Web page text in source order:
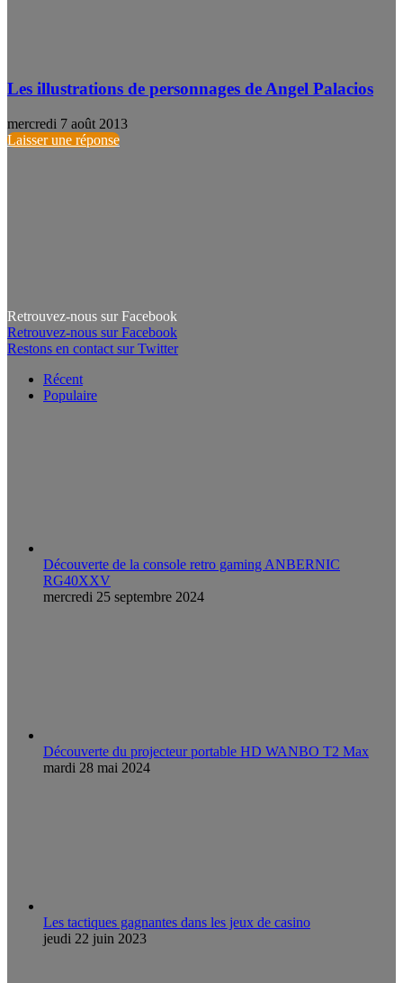
Les illustrations de personnages de Angel Palacios
mercredi 7 août 2013
Laisser une réponse
Retrouvez-nous sur Facebook
Retrouvez-nous sur Facebook
Restons en contact sur Twitter
Récent
Populaire
Découverte de la console retro gaming ANBERNIC
RG40XXV
mercredi 25 septembre 2024
Découverte du projecteur portable HD WANBO T2 Max
mardi 28 mai 2024
Les tactiques gagnantes dans les jeux de casino
jeudi 22 juin 2023